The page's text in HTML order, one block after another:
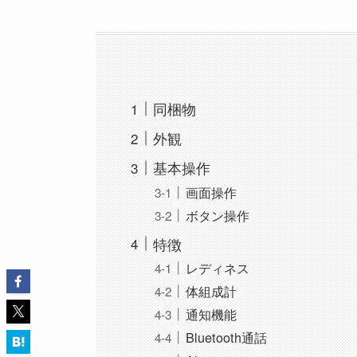
同梱物
外観
基本操作
画面操作
ボタン操作
特徴
レディネス
体組成計
通知機能
Bluetooth通話